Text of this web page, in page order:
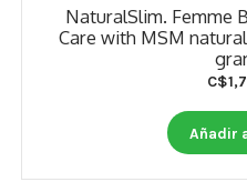
NaturalSlim. Femme
Care with MSM
C$
Añadir